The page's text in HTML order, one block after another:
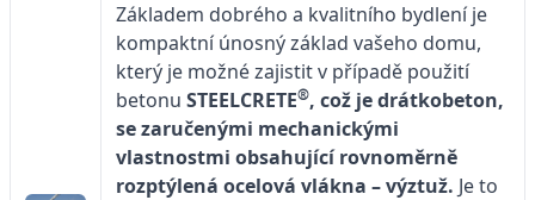
Základem dobrého a kvalitního bydlení je
kompaktní únosný základ vašeho domu,
který je možné zajistit v případě použití
betonu STEELCRETE®, což je drátkobeton,
se zaručenými mechanickými
vlastnostmi obsahující rovnoměrně
rozptýlená ocelová vlákna – výztuž. Je to